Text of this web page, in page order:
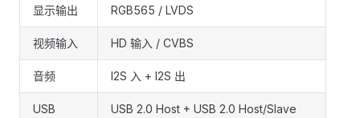
显示输出 RGB565 / LVDS
视频输入 HD 输入 / CVBS
音频 I2S 入 + I2S 出
USB USB 2.0 Host + USB 2.0 Host/Slave